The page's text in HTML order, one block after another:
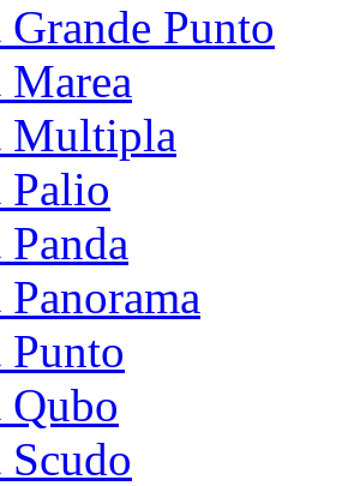
Punto
Marea
Multipla
Palio
Punto
Qubo